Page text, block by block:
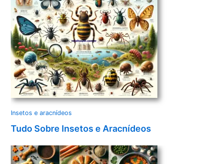
Insetos e aracnídeos
Tudo Sobre Insetos e Aracnídeos